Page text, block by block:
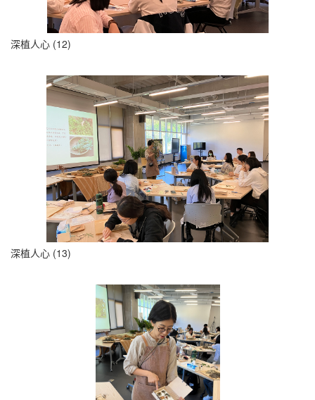
深植人心 (12)
深植人心 (13)